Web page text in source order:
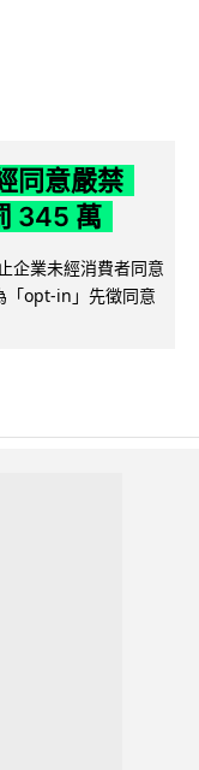
同意嚴禁
345 萬
企業未經消費者同意
「opt-in」先徵同意